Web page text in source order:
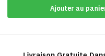
Ajouter au